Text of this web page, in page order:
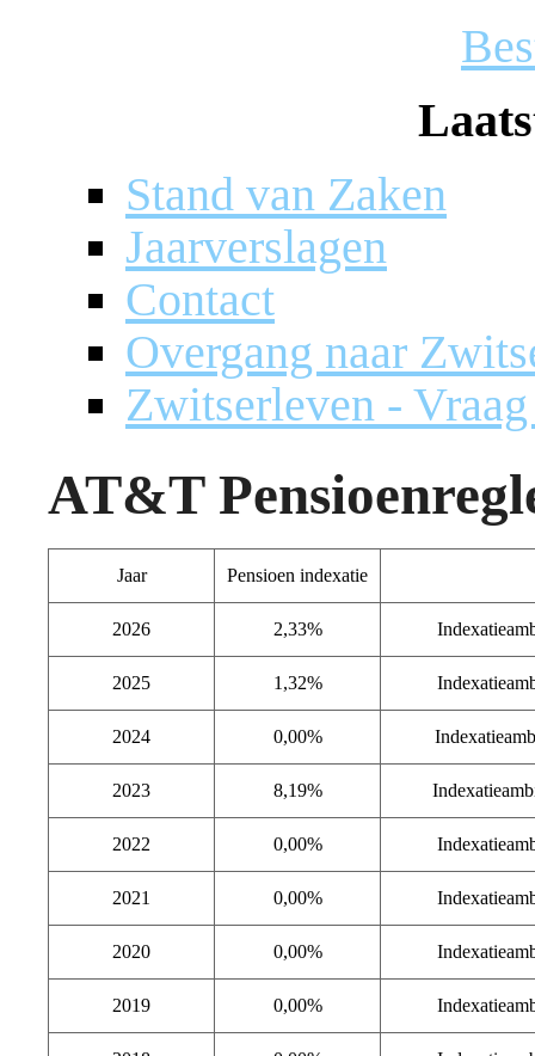
Stand van Zaken
Jaarverslagen
Contact
Overgang naar
Zwitserleven -
AT&T
Jaar Pensioen indexatie
2026 2,33%
2025 1,32%
2024 0,00%
2023 8,19%
2022 0,00%
2021 0,00%
2020 0,00%
2019 0,00%